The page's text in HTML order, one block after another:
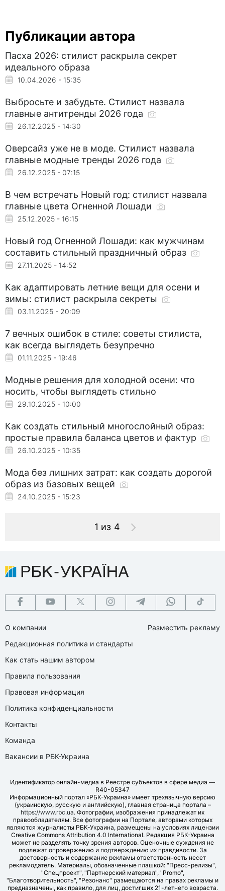
Публикации автора
Пасха 2026: стилист раскрыла секрет
идеального образа
10.04.2026 - 15:35
Выбросьте и забудьте. Стилист назвала
главные антитренды 2026 года
26.12.2025 - 14:30
Оверсайз уже не в моде. Стилист назвала
главные модные тренды 2026 года
26.12.2025 - 07:15
В чем встречать Новый год: стилист назвала
главные цвета Огненной Лошади
25.12.2025 - 16:15
Новый год Огненной Лошади: как мужчинам
составить стильный праздничный образ
27.11.2025 - 14:52
Как адаптировать летние вещи для осени и
зимы: стилист раскрыла секреты
03.11.2025 - 20:09
7 вечных ошибок в стиле: советы стилиста,
как всегда выглядеть безупречно
01.11.2025 - 19:46
Модные решения для холодной осени: что
носить, чтобы выглядеть стильно
29.10.2025 - 10:00
Как создать стильный многослойный образ:
простые правила баланса цветов и фактур
26.10.2025 - 10:35
Мода без лишних затрат: как создать дорогой
образ из базовых вещей
24.10.2025 - 15:23
1 из 4
О компании
Редакционная политика и стандарты
Как стать нашим автором
Правила пользования
Правовая информация
Политика конфиденциальности
Контакты
Команда
Вакансии в РБК-Украина
Разместить рекламу
Идентификатор онлайн-медиа в Реестре субъектов в сфере медиа —
R40-05347
Информационный портал «РБК-Украина» имеет трехязычную версию
(украинскую, русскую и английскую), главная страница портала –
https://www.rbc.ua. Фотографии, изображения принадлежат их
правообладателям. Все фотографии на Портале, авторами которых
являются журналисты РБК-Украина, размещены на условиях лицензии
Creative Commons Attribution 4.0 International. Редакция РБК-Украина
может не разделять точку зрения авторов. Оценочные суждения не
подлежат опровержению и подтверждению их правдивости. За
достоверность и содержание рекламы ответственность несет
рекламодатель. Материалы, обозначенные плашкой: "Пресс-релизы",
"Спецпроект", "Партнерский материал", "Promo",
"Благотворительность", "Резонанс" размещаются на правах рекламы и
предназначены, как правило, для лиц, достигших 21-летнего возраста.